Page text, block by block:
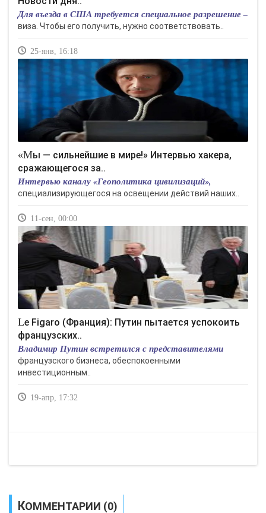
Для въезда в США требуется специальное разрешение –
виза. Чтобы его получить, нужно соответствовать..
25-янв, 16:18
«Мы — сильнейшие в мире!» Интервью хакера,
сражающегося за..
Интервью каналу «Геополитика цивилизаций»,
специализирующегося на освещении действий наших..
11-сен, 00:00
Le Figaro (Франция): Путин пытается успокоить
французских..
Владимир Путин встретился с представителями
французского бизнеса, обеспокоенными
инвестиционным..
19-апр, 17:32
КОММЕНТАРИИ (0)